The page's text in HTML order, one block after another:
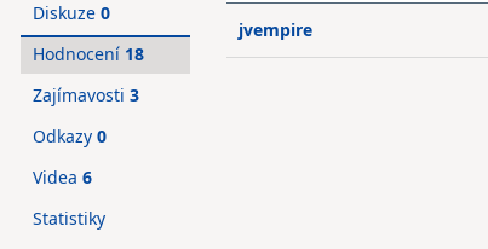
jvempire
Diskuze 0
Hodnocení 18
Zajímavosti 3
Odkazy 0
Videa 6
Statistiky